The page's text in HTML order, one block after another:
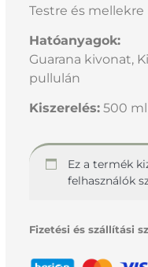
Testre és
Hatóanyagok:
Guarana kivonat,
pullulán
Kiszerelés: 500 ml
Ez a termék
felhasználók
Fizetési és szállítási